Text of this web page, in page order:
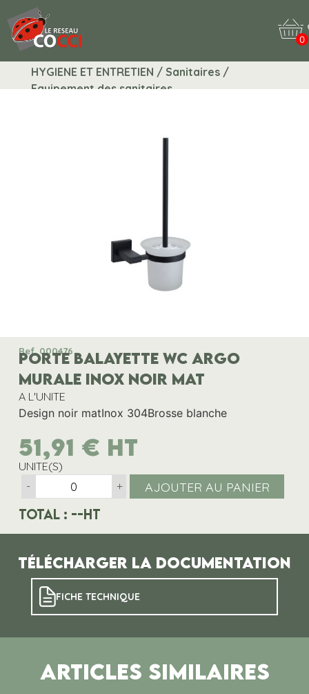
0
HYGIENE ET ENTRETIEN / Sanitaires /
Equipement des sanitaires
Ref. 000476
PORTE BALAYETTE WC ARGO
MURALE INOX NOIR MAT
A L'UNITE
Design noir matInox 304Brosse blanche
51,91 € HT
UNITE(S)
-
+ AJOUTER AU PANIER
Total : --HT
Télécharger la documentation
FICHE TECHNIQUE
ARTICLES SIMILAIRES